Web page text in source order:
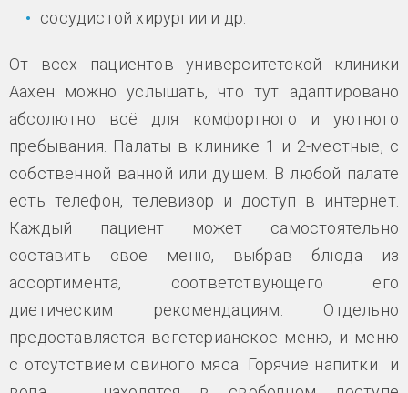
сосудистой хирургии и др.
От всех пациентов университетской клиники
Аахен можно услышать, что тут адаптировано
абсолютно всё для комфортного и уютного
пребывания. Палаты в клинике 1 и 2-местные, с
собственной ванной или душем. В любой палате
есть телефон, телевизор и доступ в интернет.
Каждый пациент может самостоятельно
составить свое меню, выбрав блюда из
ассортимента, соответствующего его
диетическим рекомендациям. Отдельно
предоставляется вегетерианское меню, и меню
с отсутствием свиного мяса. Горячие напитки и